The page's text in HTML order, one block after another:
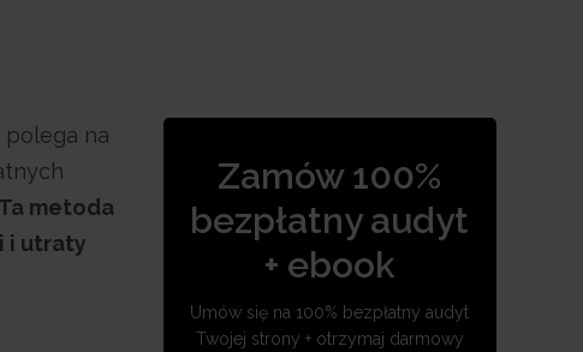
polega na
Ta metoda
i utraty
Zamów 100%
bezpłatny audyt
+ ebook
Umów się na 100% bezpłatny audyt
Twojej strony + otrzymaj darmowy